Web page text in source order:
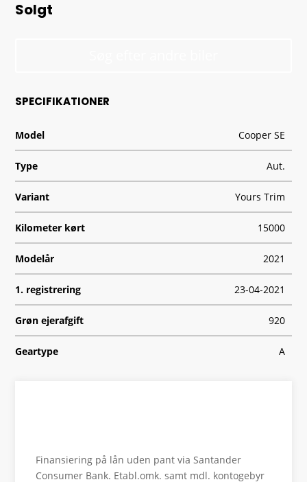
Solgt
SPECIFIKATIONER
Model Cooper SE
Type Aut.
Variant Yours Trim
Kilometer kørt 15000
Modelår 2021
1. registrering 23-04-2021
Grøn ejerafgift 920
Geartype A
Tophastighed
Finansiering på lån uden pant via Santander
Consumer Bank. Etabl.omk. samt mdl. kontogebyr